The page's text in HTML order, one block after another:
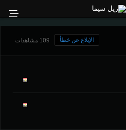
109 مشاهدات الإبلاغ عن خطأ